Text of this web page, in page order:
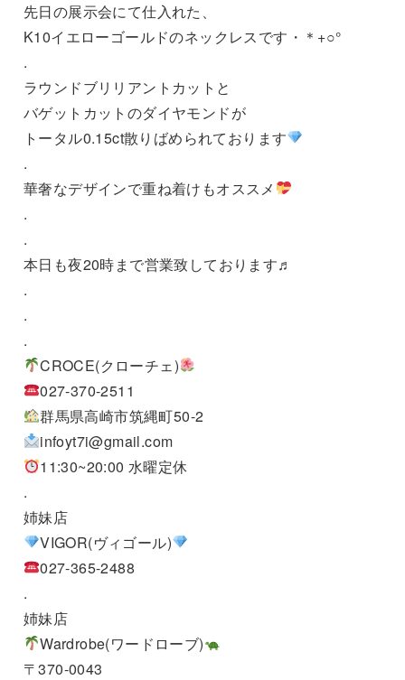
先日の展示会にて仕入れた、
K10イエローゴールドのネックレスです・＊+○°
.
ラウンドブリリアントカットと
バゲットカットのダイヤモンドが
トータル0.15ct散りばめられております
.
華奢なデザインで重ね着けもオススメ
.
.
本日も夜20時まで営業致しております♬
.
.
.
CROCE(クローチェ)
027-370-2511
群馬県高崎市筑縄町50-2
infoyt7i@gmail.com
11:30~20:00 水曜定休
.
姉妹店
VIGOR(ヴィゴール)
027-365-2488
.
姉妹店
Wardrobe(ワードローブ)
〒370-0043